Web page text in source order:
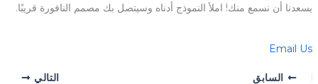
يسعدنا أن نسمع منك! املأ النموذج أدناه وسيتصل بك مصمم النافورة قريبًا.
Email Us
السابق التالي